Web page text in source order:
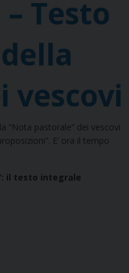
Testo
vescovi
“Nota pastorale” dei vescovi
E’ ora il tempo
il testo integrale